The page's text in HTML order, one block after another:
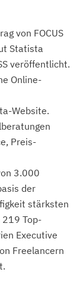
von FOCUS
Statista
veröffentlicht.
Online-
Website.
Preis-
3.000
der
stärksten
219 Top-
Executive
Freelancern